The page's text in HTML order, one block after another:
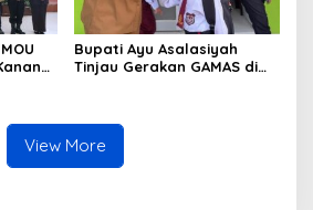
Bupati Ayu Asalasiyah
Tinjau Gerakan GAMAS di
View More